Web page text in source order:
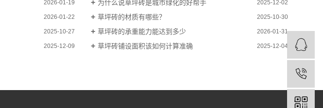
2026-01-19 为什么说草坪砖是城市绿化的好帮手 2025-12-02
2026-01-22 草坪砖的材质有哪些？ 2025-10-30
2025-10-27 草坪砖的承重能力能达到多少 2026-01-31
2025-12-09 草坪砖铺设面积该如何计算准确 2025-12-04